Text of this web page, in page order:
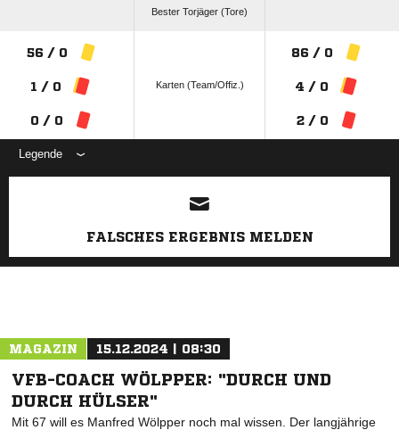
Bester Torjäger (Tore)
56 / 0
1 / 0
0 / 0
Karten (Team/Offiz.)
86 / 0
4 / 0
2 / 0
Legende
ANZEIGE
FALSCHES ERGEBNIS MELDEN
MAGAZIN 15.12.2024 | 08:30
VFB-COACH WÖLPPER: "DURCH UND
DURCH HÜLSER"
Mit 67 will es Manfred Wölpper noch mal wissen. Der langjährige